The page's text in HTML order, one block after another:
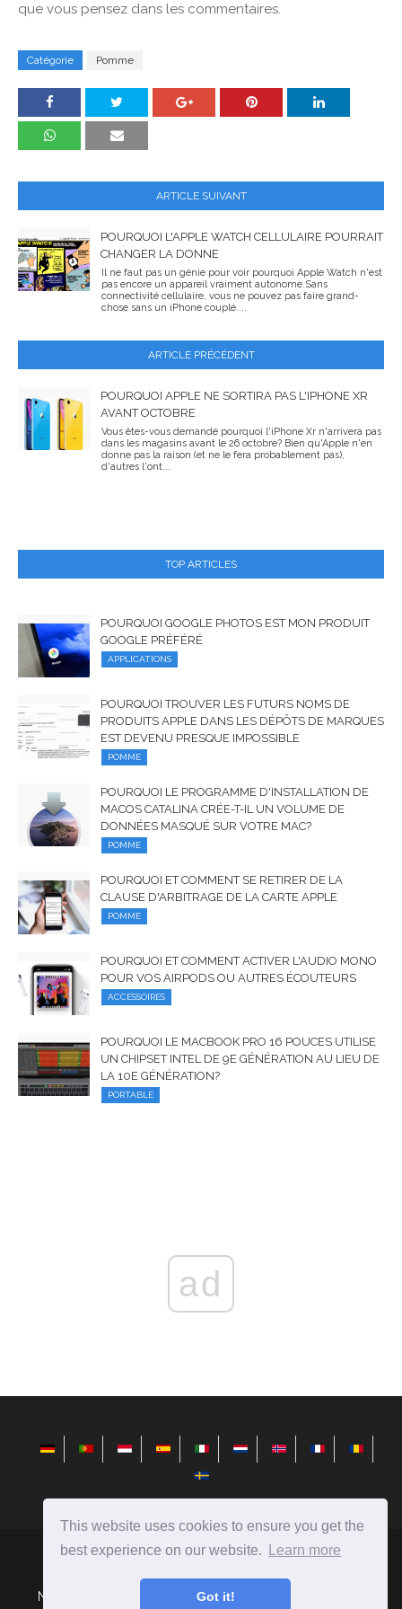
This website uses cookies to ensure you get the
best experience on our website.
Learn more
Got it!
que vous pensez dans les commentaires.
Catégorie Pomme
ARTICLE SUIVANT
POURQUOI L'APPLE WATCH CELLULAIRE POURRAIT
CHANGER LA DONNE
Il ne faut pas un génie pour voir pourquoi Apple Watch n'est
pas encore un appareil vraiment autonome.Sans
connectivité cellulaire, vous ne pouvez pas faire grand-
chose sans un iPhone couplé....
ARTICLE PRÉCÉDENT
POURQUOI APPLE NE SORTIRA PAS L'IPHONE XR
AVANT OCTOBRE
Vous êtes-vous demandé pourquoi l'iPhone Xr n'arrivera pas
dans les magasins avant le 26 octobre? Bien qu'Apple n'en
donne pas la raison (et ne le fera probablement pas),
d'autres l'ont...
TOP ARTICLES
POURQUOI GOOGLE PHOTOS EST MON PRODUIT
GOOGLE PRÉFÉRÉ
APPLICATIONS
POURQUOI TROUVER LES FUTURS NOMS DE
PRODUITS APPLE DANS LES DÉPÔTS DE MARQUES
EST DEVENU PRESQUE IMPOSSIBLE
POMME
POURQUOI LE PROGRAMME D'INSTALLATION DE
MACOS CATALINA CRÉE-T-IL UN VOLUME DE
DONNÉES MASQUÉ SUR VOTRE MAC?
POMME
POURQUOI ET COMMENT SE RETIRER DE LA
CLAUSE D'ARBITRAGE DE LA CARTE APPLE
POMME
POURQUOI ET COMMENT ACTIVER L'AUDIO MONO
POUR VOS AIRPODS OU AUTRES ÉCOUTEURS
ACCESSOIRES
POURQUOI LE MACBOOK PRO 16 POUCES UTILISE
UN CHIPSET INTEL DE 9E GÉNÉRATION AU LIEU DE
LA 10E GÉNÉRATION?
PORTABLE
ad
2026
Nouvelles du monde de la technologie, critiques sur les